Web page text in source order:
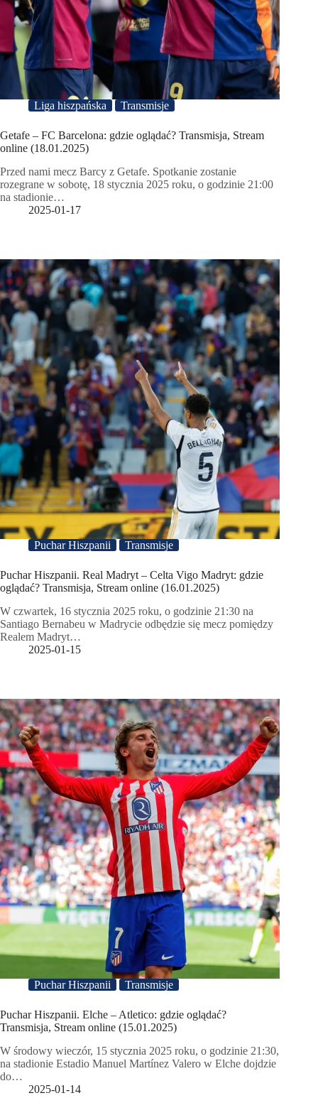
Liga hiszpańska Transmisje
Getafe – FC Barcelona: gdzie oglądać? Transmisja, Stream
online (18.01.2025)
Przed nami mecz Barcy z Getafe. Spotkanie zostanie
rozegrane w sobotę, 18 stycznia 2025 roku, o godzinie 21:00
na stadionie…
2025-01-17
Puchar Hiszpanii Transmisje
Puchar Hiszpanii. Real Madryt – Celta Vigo Madryt: gdzie
oglądać? Transmisja, Stream online (16.01.2025)
W czwartek, 16 stycznia 2025 roku, o godzinie 21:30 na
Santiago Bernabeu w Madrycie odbędzie się mecz pomiędzy
Realem Madryt…
2025-01-15
Puchar Hiszpanii Transmisje
Puchar Hiszpanii. Elche – Atletico: gdzie oglądać?
Transmisja, Stream online (15.01.2025)
W środowy wieczór, 15 stycznia 2025 roku, o godzinie 21:30,
na stadionie Estadio Manuel Martínez Valero w Elche dojdzie
do…
2025-01-14